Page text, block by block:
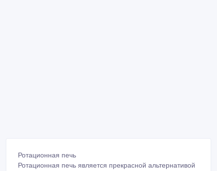
Ротационная печь
Ротационная печь является прекрасной альтернативой